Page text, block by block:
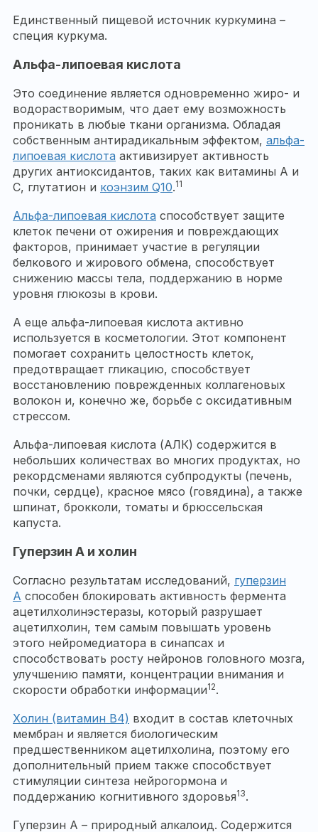
Единственный пищевой источник куркумина –
специя куркума.
Альфа-липоевая кислота
Это соединение является одновременно жиро- и
водорастворимым, что дает ему возможность
проникать в любые ткани организма. Обладая
собственным антирадикальным эффектом, альфа-
липоевая кислота активизирует активность
других антиоксидантов, таких как витамины А и
С, глутатион и коэнзим Q10.11
Альфа-липоевая кислота способствует защите
клеток печени от ожирения и повреждающих
факторов, принимает участие в регуляции
белкового и жирового обмена, способствует
снижению массы тела, поддержанию в норме
уровня глюкозы в крови.
А еще альфа-липоевая кислота активно
используется в косметологии. Этот компонент
помогает сохранить целостность клеток,
предотвращает гликацию, способствует
восстановлению поврежденных коллагеновых
волокон и, конечно же, борьбе с оксидативным
стрессом.
Альфа-липоевая кислота (АЛК) содержится в
небольших количествах во многих продуктах, но
рекордсменами являются субпродукты (печень,
почки, сердце), красное мясо (говядина), а также
шпинат, брокколи, томаты и брюссельская
капуста.
Гуперзин А и холин
Согласно результатам исследований, гуперзин
A способен блокировать активность фермента
ацетилхолинэстеразы, который разрушает
ацетилхолин, тем самым повышать уровень
этого нейромедиатора в синапсах и
способствовать росту нейронов головного мозга,
улучшению памяти, концентрации внимания и
скорости обработки информации12.
Холин (витамин B4) входит в состав клеточных
мембран и является биологическим
предшественником ацетилхолина, поэтому его
дополнительный прием также способствует
стимуляции синтеза нейрогормона и
поддержанию когнитивного здоровья13.
Гуперзин А – природный алкалоид. Содержится